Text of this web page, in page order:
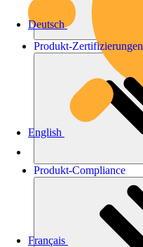
Deutsch
English
Français
Produkt-Zertifizierungen
Produkt-Compliance